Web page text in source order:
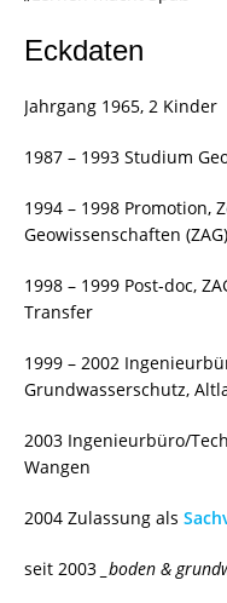
Eckdaten
Jahrgang 1965, 2 Kinder
1987 – 1993 Studium
1994 – 1998 Promotion,
Geowissenschaften
1998 – 1999 Post-doc,
Transfer
1999 – 2002
Grundwasserschutz,
2003 Ingenieurbüro/
Wangen
2004 Zulassung als
seit 2003 _boden &